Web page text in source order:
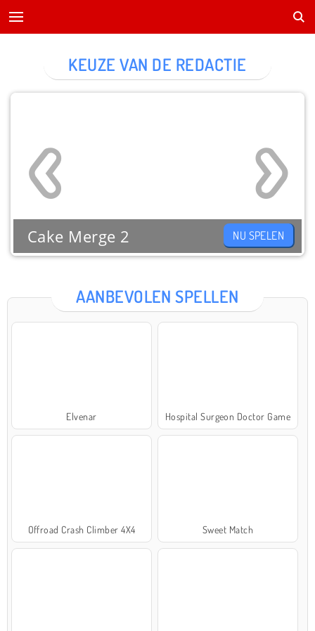
AANBEVOLEN SPELLEN
Elvenar Hospital Surgeon Doctor Game
Offroad Crash Climber 4X4 Sweet Match
KEUZE VAN DE REDACTIE
Cake Merge 2 NU SPELEN